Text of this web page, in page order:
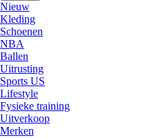
Nieuw
Kleding
Schoenen
NBA
Ballen
Uitrusting
Sports US
Lifestyle
Fysieke training
Uitverkoop
Merken